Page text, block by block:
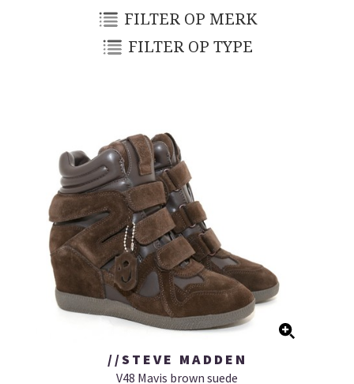
FILTER OP MERK
FILTER OP TYPE
//STEVE MADDEN
V48 Mavis brown suede